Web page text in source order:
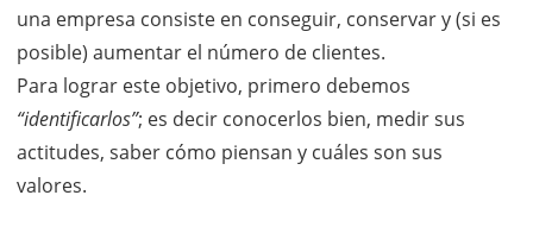
una empresa consiste en conseguir, conservar y (si es
posible) aumentar el número de clientes.
Para lograr este objetivo, primero debemos
“identificarlos”; es decir conocerlos bien, medir sus
actitudes, saber cómo piensan y cuáles son sus
valores.